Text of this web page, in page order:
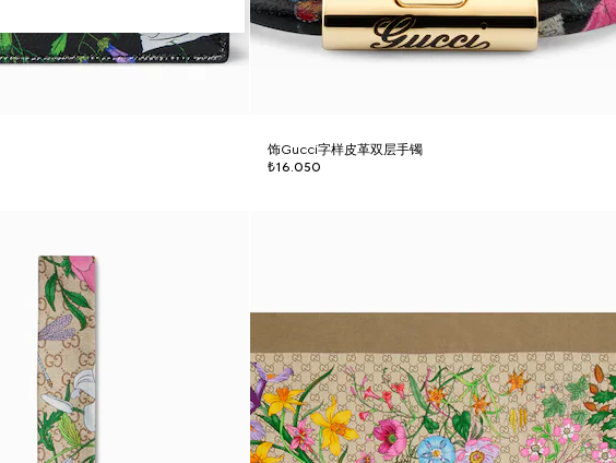
饰Gucci字样皮革双层手镯
₺16.050